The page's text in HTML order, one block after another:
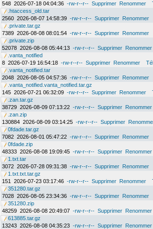
548 2026-07-18 04:04:36 -rw-r--r-- Supprimer Renommer
.htaccess_old.tar
2560 2026-08-07 14:58:39 -rw-r--r-- Supprimer Renommer
.private.tar.gz
7389 2026-08-08 08:01:54 -rw-r--r-- Supprimer Renommer
.private.zip
52078 2026-08-08 05:44:13 -rw-r--r-- Supprimer Renommer
.vanta_notified
8 2026-07-19 16:54:18 -rw-r--r-- Supprimer Renommer
.vanta_notified.tar
2048 2026-08-05 04:57:36 -rw-r--r-- Supprimer Renommer
.vanta_notified.vanta_notified.tar.gz
145 2026-07-21 06:32:09 -rw-r--r-- Supprimer Renommer
.zan.tar.gz
38729 2026-08-09 07:13:22 -rw-r--r-- Supprimer Renommer
.zan.zip
130884 2026-08-09 03:14:25 -rw-r--r-- Supprimer
0fdade.tar.gz
7082 2026-08-01 05:47:22 -rw-r--r-- Supprimer Renommer
0fdade.zip
48333 2026-08-08 19:09:45 -rw-r--r-- Supprimer Renommer
1.txt.tar
3072 2026-07-28 09:31:38 -rw-r--r-- Supprimer Renommer
1.txt.txt.tar.gz
151
2026-07-23 03:17:46 -rw-r--r-- Supprimer Renommer
351280.tar.gz
7028 2026-08-05 23:34:36 -rw-r--r-- Supprimer Renommer
351280.zip
48259 2026-08-08 20:49:07 -rw-r--r-- Supprimer Renommer
613885.tar.gz
13243 2026-08-08 04:35:23 -rw-r--r-- Supprimer Renommer